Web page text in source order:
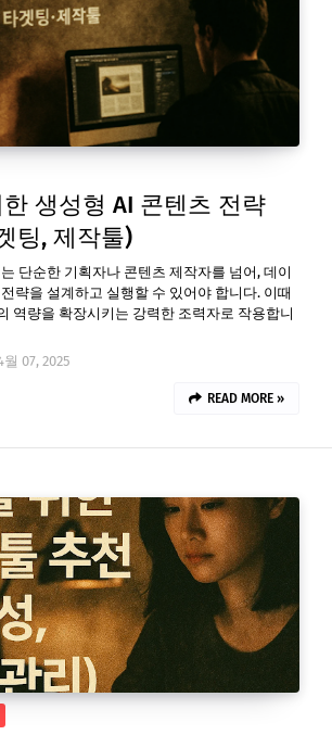
생성형 AI 콘텐츠 전략
팅, 제작툴)
단순한 기획자나 콘텐츠 제작자를 넘어, 데이
략을 설계하고 실행할 수 있어야 합니다. 이때
역량을 확장시키는 강력한 조력자로 작용합니
월 07, 2025
READ MORE »